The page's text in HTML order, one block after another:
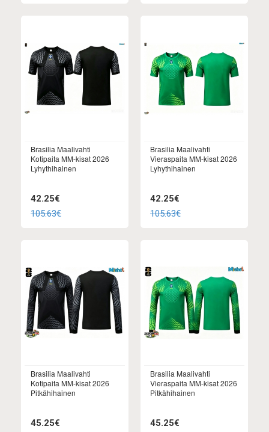
Brasilia Maalivahti
Kotipaita MM-kisat 2026
Lyhythihainen
42.25€
105.63€
Brasilia Maalivahti
Vieraspaita MM-kisat 2026
Lyhythihainen
42.25€
105.63€
Brasilia Maalivahti
Kotipaita MM-kisat 2026
Pitkähihainen
45.25€
Brasilia Maalivahti
Vieraspaita MM-kisat 2026
Pitkähihainen
45.25€